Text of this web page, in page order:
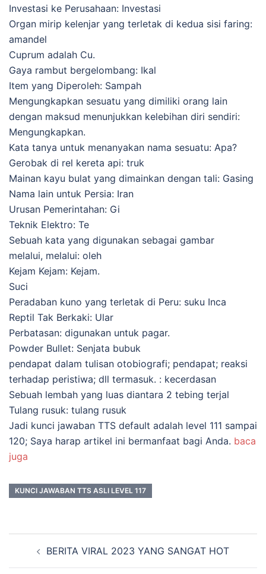
Investasi ke Perusahaan: Investasi
Organ mirip kelenjar yang terletak di kedua sisi faring:
amandel
Cuprum adalah Cu.
Gaya rambut bergelombang: Ikal
Item yang Diperoleh: Sampah
Mengungkapkan sesuatu yang dimiliki orang lain
dengan maksud menunjukkan kelebihan diri sendiri:
Mengungkapkan.
Kata tanya untuk menanyakan nama sesuatu: Apa?
Gerobak di rel kereta api: truk
Mainan kayu bulat yang dimainkan dengan tali: Gasing
Nama lain untuk Persia: Iran
Urusan Pemerintahan: Gi
Teknik Elektro: Te
Sebuah kata yang digunakan sebagai gambar
melalui, melalui: oleh
Kejam Kejam: Kejam.
Suci
Peradaban kuno yang terletak di Peru: suku Inca
Reptil Tak Berkaki: Ular
Perbatasan: digunakan untuk pagar.
Powder Bullet: Senjata bubuk
pendapat dalam tulisan otobiografi; pendapat; reaksi
terhadap peristiwa; dll termasuk. : kecerdasan
Sebuah lembah yang luas diantara 2 tebing terjal
Tulang rusuk: tulang rusuk
Jadi kunci jawaban TTS default adalah level 111 sampai
120; Saya harap artikel ini bermanfaat bagi Anda. baca
juga
KUNCI JAWABAN TTS ASLI LEVEL 117
Navigasi
Tulisan
BERITA VIRAL 2023 YANG SANGAT HOT